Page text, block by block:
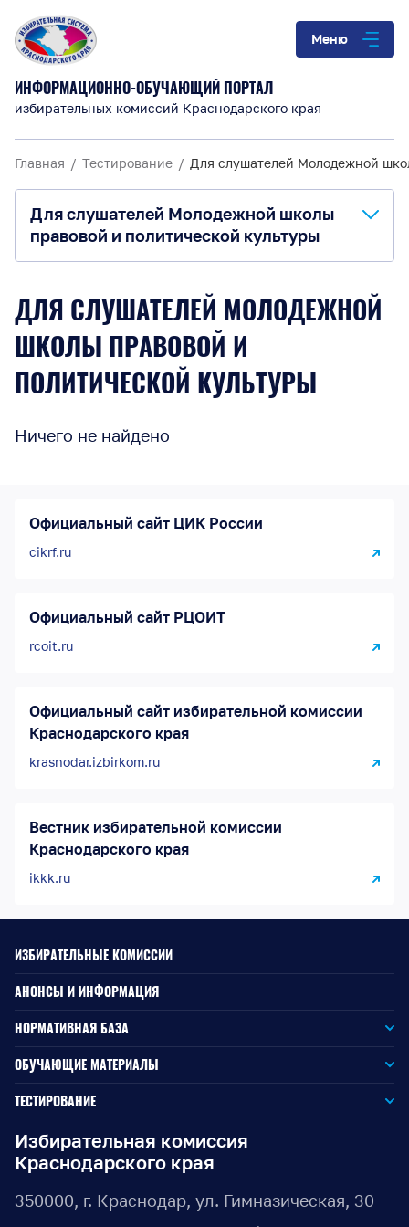
Меню
ИНФОРМАЦИОННО-ОБУЧАЮЩИЙ ПОРТАЛ
избирательных комиссий Краснодарского края
Главная Тестирование Для слушателей Молодежной
Для слушателей Молодежной школы
правовой и политической культуры
избирательных комиссий
Для членов участковых избирательных
комиссий
правовой и политической культуры
ДЛЯ СЛУШАТЕЛЕЙ МОЛОДЕЖНОЙ
ШКОЛЫ ПРАВОВОЙ И
ПОЛИТИЧЕСКОЙ КУЛЬТУРЫ
Ничего не найдено
Официальный сайт ЦИК России
cikrf.ru
Официальный сайт РЦОИТ
rcoit.ru
Официальный сайт избирательной комиссии
Краснодарского края
krasnodar.izbirkom.ru
Вестник избирательной комиссии
Краснодарского края
ikkk.ru
Избирательная комиссия
Краснодарского края
350000, г. Краснодар, ул. Гимназическая, 30
ИЗБИРАТЕЛЬНЫЕ КОМИССИИ
АНОНСЫ И ИНФОРМАЦИЯ
НОРМАТИВНАЯ БАЗА
Законодательство РФ
Законодательство КК
Документы ЦИК России
Документы ИККК
Выборы Губернатора Краснодарского края
ОБУЧАЮЩИЕ МАТЕРИАЛЫ
Для окружной избирательной комиссии
Для территориальной избирательной комиссии
Для участковой избирательной комиссии
ТЕСТИРОВАНИЕ
Для членов участковых избирательных комиссий